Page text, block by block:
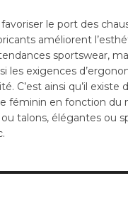
le port des
améliorent
sportswear,
les exigences
C’est ainsi qu’il existe
féminin en fonction du
ou talons, élégantes ou